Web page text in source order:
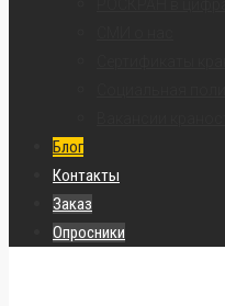
Блог
Контакты
Заказ
Опросники